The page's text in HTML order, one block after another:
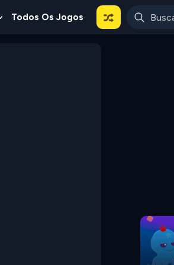
Show
Todos Os Jogos